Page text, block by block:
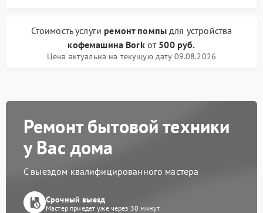
Стоимость услуги ремонт помпы для устройства
кофемашина Borkот 500 руб.
Цена актуальна на текущую дату 09.08.2026
Ремонт бытовой техники
у Вас дома
С выездом квалифицированного мастера
Срочный выезд
Мастер приедет уже через 30 минут